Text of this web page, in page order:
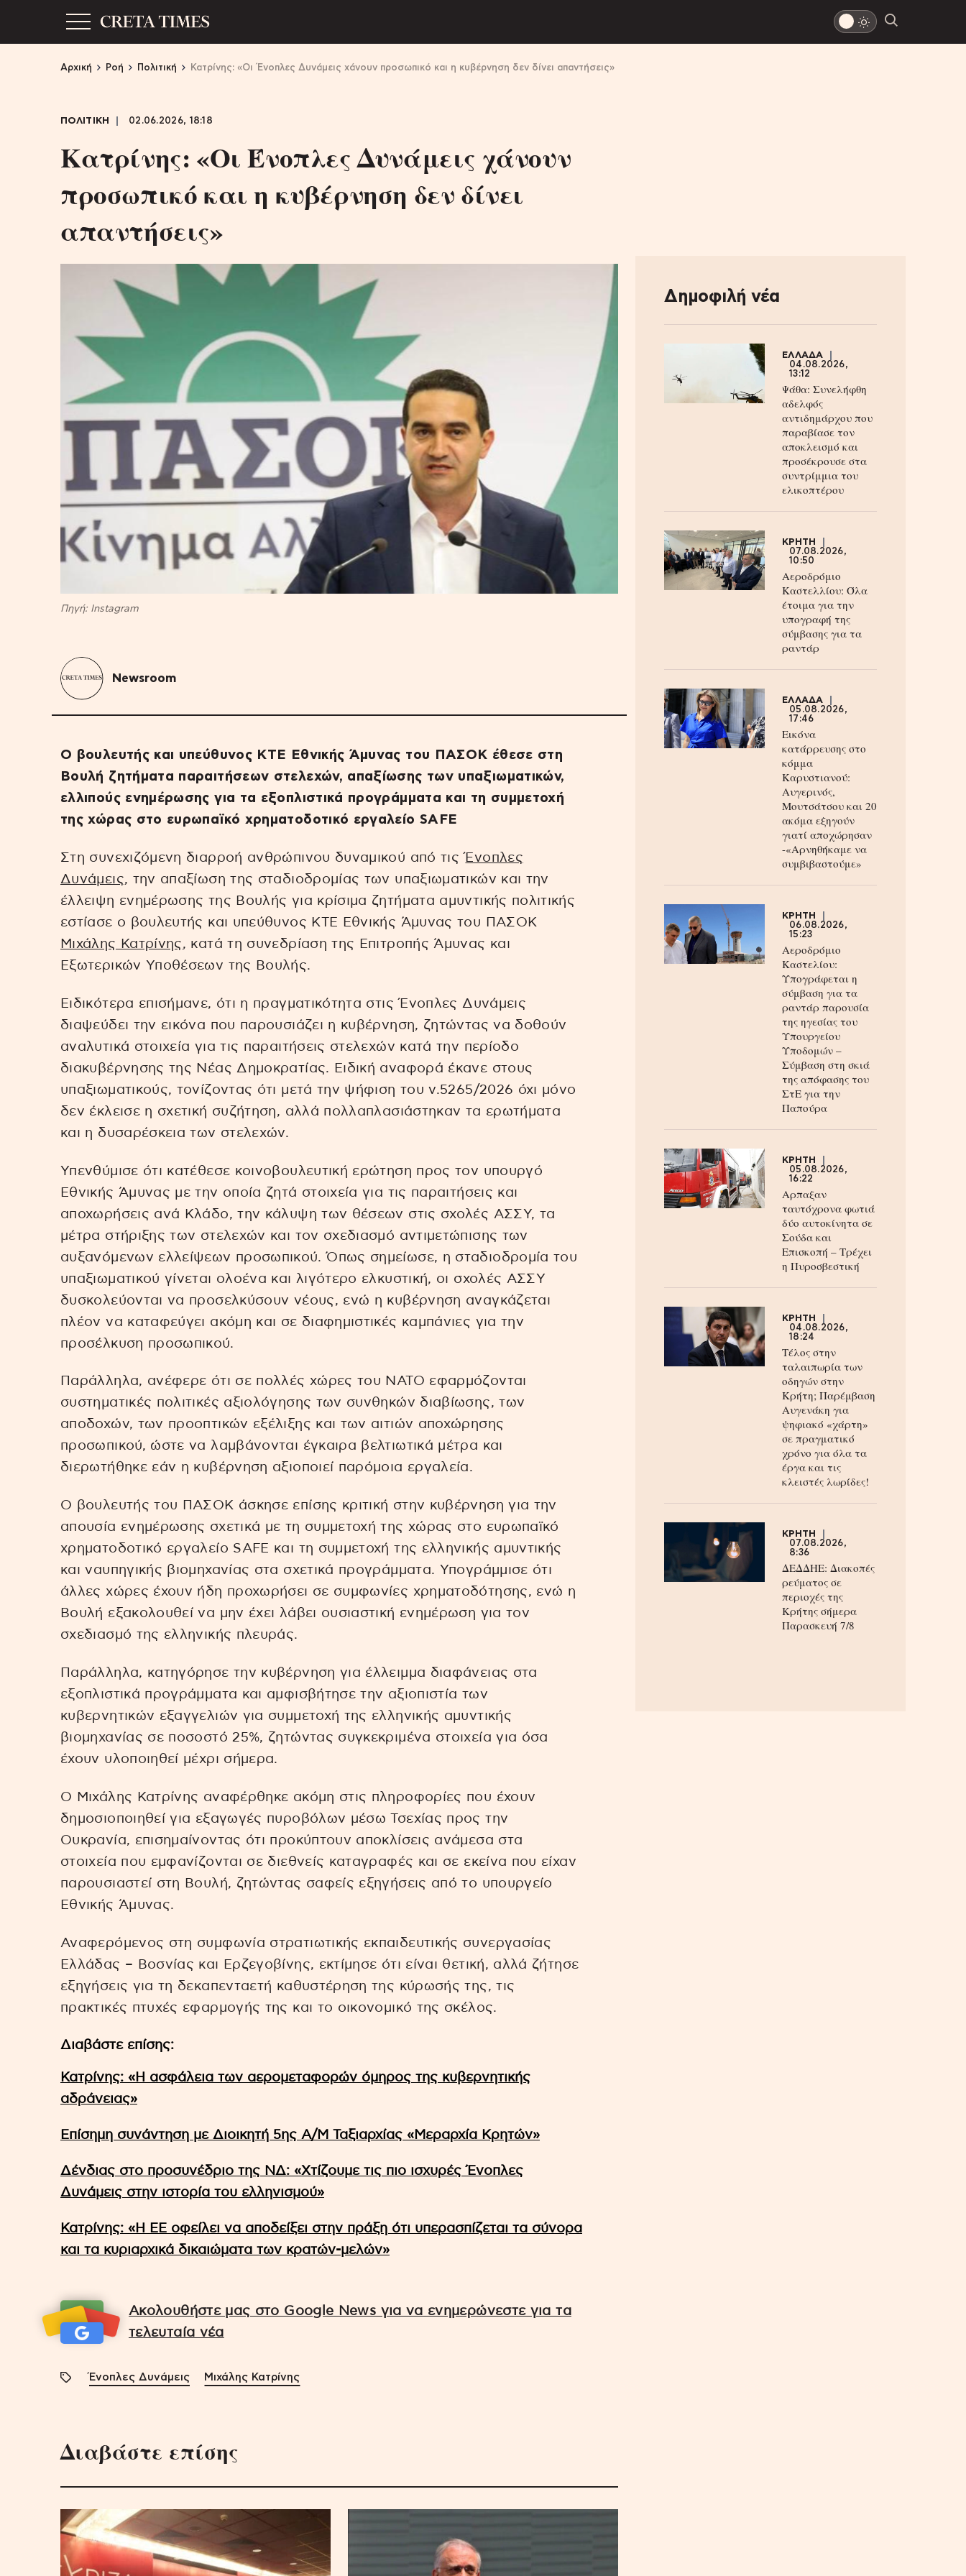
Αρχική Ροή Πολιτική Κατρίνης: «Οι Ένοπλες Δυνάμεις χάνουν προσωπικό και η κυβέρνηση δεν δίνει απαντήσεις»
ΠΟΛΙΤΙΚΗ 02.06.2026, 18:18
Κατρίνης: «Οι Ένοπλες Δυνάμεις χάνουν
προσωπικό και η κυβέρνηση δεν δίνει
απαντήσεις»
Πηγή: Instagram
Newsroom
Ο βουλευτής και υπεύθυνος ΚΤΕ Εθνικής Άμυνας του ΠΑΣΟΚ έθεσε στη
Βουλή ζητήματα παραιτήσεων στελεχών, απαξίωσης των υπαξιωματικών,
ελλιπούς ενημέρωσης για τα εξοπλιστικά προγράμματα και τη συμμετοχή
της χώρας στο ευρωπαϊκό χρηματοδοτικό εργαλείο SAFE
Στη συνεχιζόμενη διαρροή ανθρώπινου δυναμικού από τιςΈνοπλες
Δυνάμεις, την απαξίωση της σταδιοδρομίας των υπαξιωματικών και την
έλλειψη ενημέρωσης της Βουλής για κρίσιμα ζητήματα αμυντικής πολιτικής
εστίασε ο βουλευτής και υπεύθυνος ΚΤΕ Εθνικής Άμυνας του ΠΑΣΟΚ
Μιχάλης Κατρίνης, κατά τη συνεδρίαση της Επιτροπής Άμυνας και
Εξωτερικών Υποθέσεων της Βουλής.
Ειδικότερα επισήμανε, ότι η πραγματικότητα στις Ένοπλες Δυνάμεις
διαψεύδει την εικόνα που παρουσιάζει η κυβέρνηση, ζητώντας να δοθούν
αναλυτικά στοιχεία για τις παραιτήσεις στελεχών κατά την περίοδο
διακυβέρνησης της Νέας Δημοκρατίας. Ειδική αναφορά έκανε στους
υπαξιωματικούς, τονίζοντας ότι μετά την ψήφιση του ν.5265/2026 όχι μόνο
δεν έκλεισε η σχετική συζήτηση, αλλά πολλαπλασιάστηκαν τα ερωτήματα
και η δυσαρέσκεια των στελεχών.
Υπενθύμισε ότι κατέθεσε κοινοβουλευτική ερώτηση προς τον υπουργό
Εθνικής Άμυνας με την οποία ζητά στοιχεία για τις παραιτήσεις και
αποχωρήσεις ανά Κλάδο, την κάλυψη των θέσεων στις σχολές ΑΣΣΥ, τα
μέτρα στήριξης των στελεχών και τον σχεδιασμό αντιμετώπισης των
αυξανόμενων ελλείψεων προσωπικού. Όπως σημείωσε, η σταδιοδρομία του
υπαξιωματικού γίνεται ολοένα και λιγότερο ελκυστική, οι σχολές ΑΣΣΥ
δυσκολεύονται να προσελκύσουν νέους, ενώ η κυβέρνηση αναγκάζεται
πλέον να καταφεύγει ακόμη και σε διαφημιστικές καμπάνιες για την
προσέλκυση προσωπικού.
Παράλληλα, ανέφερε ότι σε πολλές χώρες του ΝΑΤΟ εφαρμόζονται
συστηματικές πολιτικές αξιολόγησης των συνθηκών διαβίωσης, των
αποδοχών, των προοπτικών εξέλιξης και των αιτιών αποχώρησης
προσωπικού, ώστε να λαμβάνονται έγκαιρα βελτιωτικά μέτρα και
διερωτήθηκε εάν η κυβέρνηση αξιοποιεί παρόμοια εργαλεία.
Ο βουλευτής του ΠΑΣΟΚ άσκησε επίσης κριτική στην κυβέρνηση για την
απουσία ενημέρωσης σχετικά με τη συμμετοχή της χώρας στο ευρωπαϊκό
χρηματοδοτικό εργαλείο SAFE και τη συμμετοχή της ελληνικής αμυντικής
και ναυπηγικής βιομηχανίας στα σχετικά προγράμματα. Υπογράμμισε ότι
άλλες χώρες έχουν ήδη προχωρήσει σε συμφωνίες χρηματοδότησης, ενώ η
Βουλή εξακολουθεί να μην έχει λάβει ουσιαστική ενημέρωση για τον
σχεδιασμό της ελληνικής πλευράς.
Παράλληλα, κατηγόρησε την κυβέρνηση για έλλειμμα διαφάνειας στα
εξοπλιστικά προγράμματα και αμφισβήτησε την αξιοπιστία των
κυβερνητικών εξαγγελιών για συμμετοχή της ελληνικής αμυντικής
βιομηχανίας σε ποσοστό 25%, ζητώντας συγκεκριμένα στοιχεία για όσα
έχουν υλοποιηθεί μέχρι σήμερα.
Ο Μιχάλης Κατρίνης αναφέρθηκε ακόμη στις πληροφορίες που έχουν
δημοσιοποιηθεί για εξαγωγές πυροβόλων μέσω Τσεχίας προς την
Ουκρανία, επισημαίνοντας ότι προκύπτουν αποκλίσεις ανάμεσα στα
στοιχεία που εμφανίζονται σε διεθνείς καταγραφές και σε εκείνα που είχαν
παρουσιαστεί στη Βουλή, ζητώντας σαφείς εξηγήσεις από το υπουργείο
Εθνικής Άμυνας.
Αναφερόμενος στη συμφωνία στρατιωτικής εκπαιδευτικής συνεργασίας
Ελλάδας – Βοσνίας και Ερζεγοβίνης, εκτίμησε ότι είναι θετική, αλλά ζήτησε
εξηγήσεις για τη δεκαπενταετή καθυστέρηση της κύρωσής της, τις
πρακτικές πτυχές εφαρμογής της και το οικονομικό της σκέλος.
Διαβάστε επίσης:
Κατρίνης: «Η ασφάλεια των αερομεταφορών όμηρος της κυβερνητικής
αδράνειας»
Επίσημη συνάντηση με Διοικητή 5ης Α/Μ Ταξιαρχίας «Μεραρχία Κρητών»
Δένδιας στο προσυνέδριο της ΝΔ: «Χτίζουμε τις πιο ισχυρές Ένοπλες
Δυνάμεις στην ιστορία του ελληνισμού»
Κατρίνης: «Η ΕΕ οφείλει να αποδείξει στην πράξη ότι υπερασπίζεται τα σύνορα
και τα κυριαρχικά δικαιώματα των κρατών-μελών»
Ακολουθήστε μας στο Google News για να ενημερώνεστε για τα
τελευταία νέα
Ένοπλες Δυνάμεις Μιχάλης Κατρίνης
Διαβάστε επίσης
Δημοφιλή νέα
ΕΛΛΑΔΑ
04.08.2026,
13:12
Ψάθα: Συνελήφθη
αδελφός
αντιδημάρχου που
παραβίασε τον
αποκλεισμό και
προσέκρουσε στα
συντρίμμια του
ελικοπτέρου
ΚΡΗΤΗ
07.08.2026,
10:50
Αεροδρόμιο
Καστελλίου: Όλα
έτοιμα για την
υπογραφή της
σύμβασης για τα
ραντάρ
ΕΛΛΑΔΑ
05.08.2026,
17:46
Εικόνα
κατάρρευσης στο
κόμμα
Καρυστιανού:
Αυγερινός,
Μουτσάτσου και 20
ακόμα εξηγούν
γιατί αποχώρησαν
-«Αρνηθήκαμε να
συμβιβαστούμε»
ΚΡΗΤΗ
06.08.2026,
15:23
Αεροδρόμιο
Καστελίου:
Υπογράφεται η
σύμβαση για τα
ραντάρ παρουσία
της ηγεσίας του
Υπουργείου
Υποδομών –
Σύμβαση στη σκιά
της απόφασης του
ΣτΕ για την
Παπούρα
ΚΡΗΤΗ
05.08.2026,
16:22
Αρπαξαν
ταυτόχρονα φωτιά
δύο αυτοκίνητα σε
Σούδα και
Επισκοπή – Τρέχει
η Πυροσβεστική
ΚΡΗΤΗ
04.08.2026,
18:24
Τέλος στην
ταλαιπωρία των
οδηγών στην
Κρήτη; Παρέμβαση
Αυγενάκη για
ψηφιακό «χάρτη»
σε πραγματικό
χρόνο για όλα τα
έργα και τις
κλειστές λωρίδες!
ΚΡΗΤΗ
07.08.2026,
8:36
ΔΕΔΔΗΕ: Διακοπές
ρεύματος σε
περιοχές της
Κρήτης σήμερα
Παρασκευή 7/8